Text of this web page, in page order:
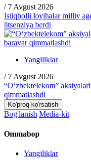
/ 7 Avgust 2026
Istiqbolli loyihalar milliy
litsenziya berdi
Yangiliklar
/ 7 Avgust 2026
“O‘zbektelekom”
qimmatlashdi
Ko'proq ko'rsatish
Bog'lanish Media-kit
Ommabop
Yangiliklar